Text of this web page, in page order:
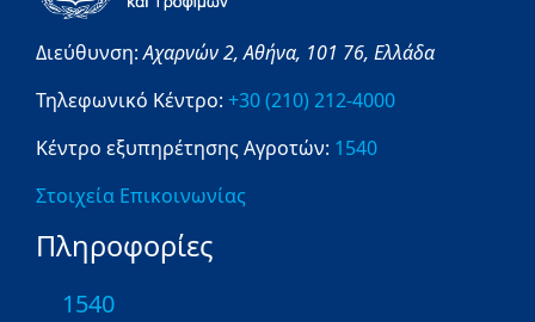
Διεύθυνση:Αχαρνών 2,Αθήνα, 101 76, Ελλάδα
Τηλεφωνικό Κέντρο: +30 (210) 212-4000
Κέντρο εξυπηρέτησης Αγροτών: 1540
Στοιχεία Επικοινωνίας
Πληροφορίες
1540